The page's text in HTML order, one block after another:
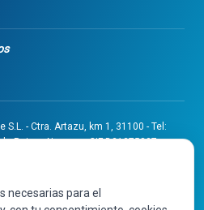
- Ctra. Artazu, km 1, 31100 - Tel:
Reina - Navarra - CIF B31275837.
Tomo 32, Folio 75, Hoja 525.
000008" ha sido subvencionado
la convocatoria de 2024 de Ayudas a
necesarias para el